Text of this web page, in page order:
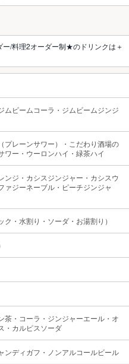
/料理2オーダー制★のドリンクは＋
ムビームコーラ・ジムビームジンジ
プレーンサワー）・こだわり酒場の
ワー・ウーロンハイ・緑茶ハイ
ンジ・カシスジンジャー・カシスウ
ァジーネーブル・ピーチジンジャ
・水割り・ソーダ・お湯割り）
茶・コーラ・ジンジャーエール・オ
・カルピスソーダ
ンディガフ・ノンアルコールビール